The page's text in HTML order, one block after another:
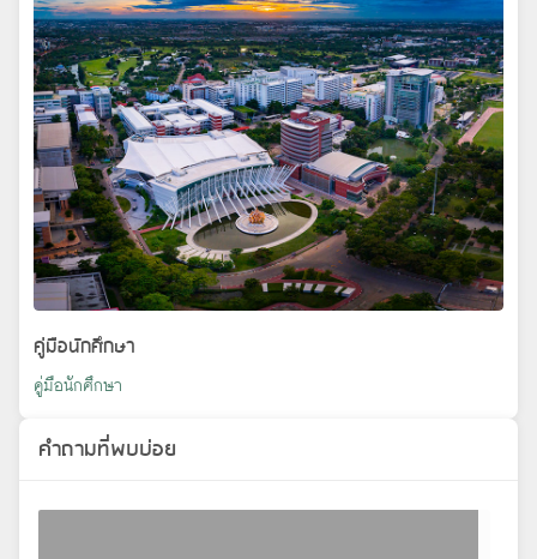
คู่มือนักศึกษา
คู่มือนักศึกษา
คำถามที่พบบ่อย